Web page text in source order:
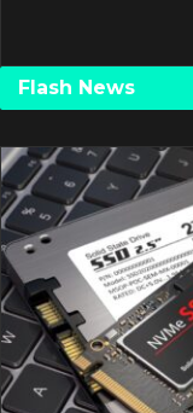
Flash News